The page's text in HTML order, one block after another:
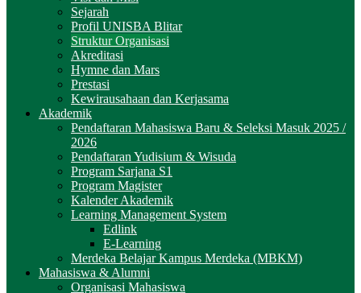
Sejarah
Profil UNISBA Blitar
Struktur Organisasi
Akreditasi
Hymne dan Mars
Prestasi
Kewirausahaan dan Kerjasama
Akademik
Pendaftaran Mahasiswa Baru & Seleksi Masuk 2025 /
2026
Pendaftaran Yudisium & Wisuda
Program Sarjana S1
Program Magister
Kalender Akademik
Learning Management System
Edlink
E-Learning
Merdeka Belajar Kampus Merdeka (MBKM)
Mahasiswa & Alumni
Organisasi Mahasiswa